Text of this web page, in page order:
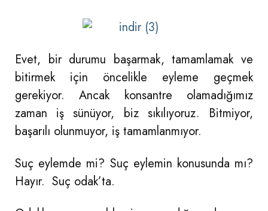
Evet, bir durumu başarmak, tamamlamak ve
bitirmek için öncelikle eyleme geçmek
gerekiyor. Ancak konsantre olamadığımız
zaman iş sünüyor, biz sıkılıyoruz. Bitmiyor,
başarılı olunmuyor, iş tamamlanmıyor.
Suç eylemde mi? Suç eylemin konusunda mı?
Hayır. Suç odak’ta.